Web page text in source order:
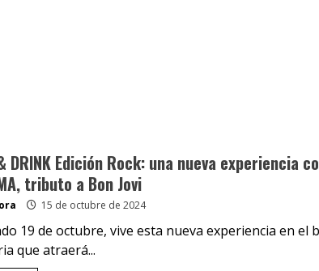
DRINK Edición Rock: una nueva experiencia
tributo a Bon Jovi
15 de octubre de 2024
19 de octubre, vive esta nueva experiencia en el
que atraerá...